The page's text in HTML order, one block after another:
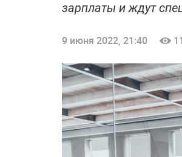
зарплаты и ждут
9 июня 2022, 21:40